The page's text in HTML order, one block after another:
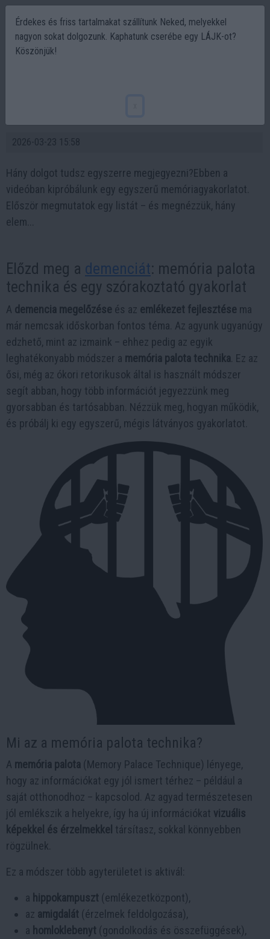
2026-03-23 15:58
Hány dolgot tudsz egyszerre megjegyezni?Ebben a
videóban kipróbálunk egy egyszerű memóriagyakorlatot.
Először megmutatok egy listát – és megnézzük, hány
elem...
Előzd meg a demenciát: memória palota
technika és egy szórakoztató gyakorlat
A demencia megelőzése és az emlékezet fejlesztése ma
már nemcsak időskorban fontos téma. Az agyunk ugyanúgy
edzhető, mint az izmaink – ehhez pedig az egyik
leghatékonyabb módszer a memória palota technika . Ez az
ősi, még az ókori retorikusok által is használt módszer
segít abban, hogy több információt jegyezzünk meg
gyorsabban és tartósabban. Nézzük meg, hogyan működik,
és próbálj ki egy egyszerű, mégis látványos gyakorlatot.
Mi az a memória palota technika?
A memória palota (Memory Palace Technique) lényege,
hogy az információkat egy jól ismert térhez – például a
saját otthonodhoz – kapcsolod. Az agyad természetesen
jól emlékszik a helyekre, így ha új információkat vizuális
képekkel és érzelmekkel társítasz, sokkal könnyebben
rögzülnek.
Ez a módszer több agyterületet is aktivál:
a hippokampuszt (emlékezetközpont),
az amigdalát (érzelmek feldolgozása),
a homloklebenyt (gondolkodás és összefüggések),
Érdekes és friss tartalmakat szállítunk Neked, melyekkel
nagyon sokat dolgozunk. Kaphatunk cserébe egy LÁJK-ot?
Köszönjük!